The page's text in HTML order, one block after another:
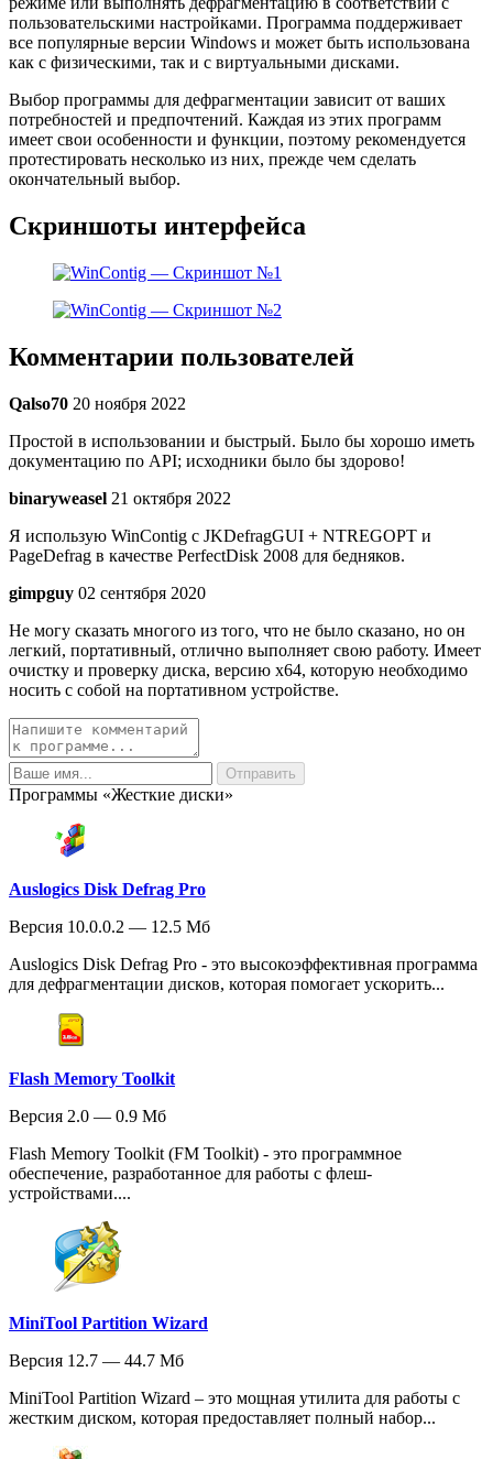
пользовательскими настройками. Программа поддерживает
все популярные версии Windows и может быть использована
как с физическими, так и с виртуальными дисками.
Выбор программы для дефрагментации зависит от ваших
потребностей и предпочтений. Каждая из этих программ
имеет свои особенности и функции, поэтому рекомендуется
протестировать несколько из них, прежде чем сделать
окончательный выбор.
Скриншоты интерфейса
Комментарии пользователей
Qalso70 20 ноября 2022
Простой в использовании и быстрый. Было бы хорошо иметь
документацию по API; исходники было бы здорово!
binaryweasel 21 октября 2022
Я использую WinContig с JKDefragGUI + NTREGOPT и
PageDefrag в качестве PerfectDisk 2008 для бедняков.
gimpguy 02 сентября 2020
Не могу сказать многого из того, что не было сказано, но он
легкий, портативный, отлично выполняет свою работу. Имеет
очистку и проверку диска, версию x64, которую необходимо
носить с собой на портативном устройстве.
Программы «Жесткие диски»
Auslogics Disk Defrag Pro
Версия 10.0.0.2 — 12.5 Мб
Auslogics Disk Defrag Pro - это высокоэффективная программа
для дефрагментации дисков, которая помогает ускорить...
Flash Memory Toolkit
Версия 2.0 — 0.9 Мб
Flash Memory Toolkit (FM Toolkit) - это программное
обеспечение, разработанное для работы с флеш-
устройствами....
MiniTool Partition Wizard
Версия 12.7 — 44.7 Мб
MiniTool Partition Wizard – это мощная утилита для работы с
жестким диском, которая предоставляет полный набор...